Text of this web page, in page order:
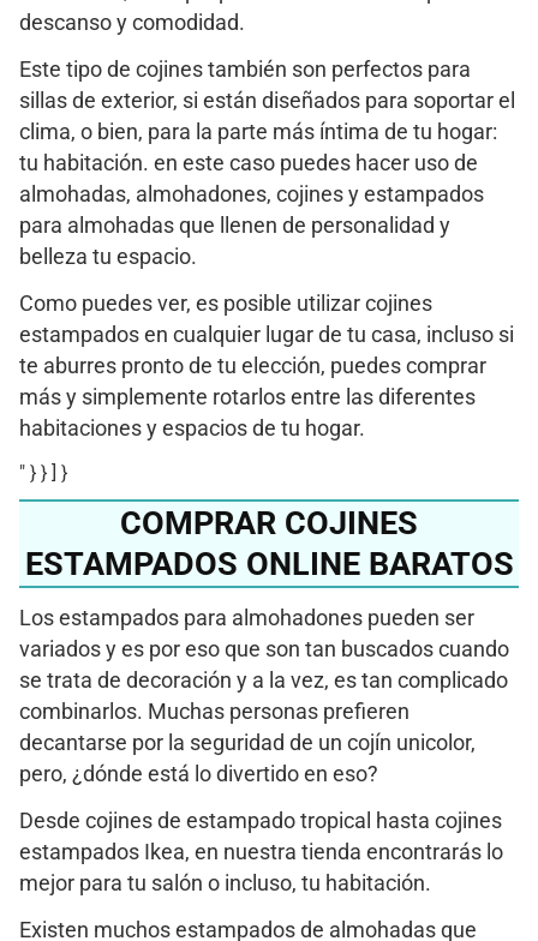
descanso y comodidad.
Este tipo de cojines también son perfectos para
sillas de exterior, si están diseñados para soportar el
clima, o bien, para la parte más íntima de tu hogar:
tu habitación. en este caso puedes hacer uso de
almohadas, almohadones, cojines y estampados
para almohadas que llenen de personalidad y
belleza tu espacio.
Como puedes ver, es posible utilizar cojines
estampados en cualquier lugar de tu casa, incluso si
te aburres pronto de tu elección, puedes comprar
más y simplemente rotarlos entre las diferentes
habitaciones y espacios de tu hogar.
" } } ] }
COMPRAR COJINES
ESTAMPADOS ONLINE BARATOS
Los estampados para almohadones pueden ser
variados y es por eso que son tan buscados cuando
se trata de decoración y a la vez, es tan complicado
combinarlos. Muchas personas prefieren
decantarse por la seguridad de un cojín unicolor,
pero, ¿dónde está lo divertido en eso?
Desde cojines de estampado tropical hasta cojines
estampados Ikea, en nuestra tienda encontrarás lo
mejor para tu salón o incluso, tu habitación.
Existen muchos estampados de almohadas que